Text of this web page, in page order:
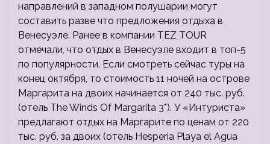
направлений в западном полушарии могут
составить разве что предложения отдыха в
Венесуэле. Ранее в компании TEZ TOUR
отмечали, что отдых в Венесуэле входит в топ-5
по популярности. Если смотреть сейчас туры на
конец октября, то стоимость 11 ночей на острове
Маргарита на двоих начинается от 240 тыс. руб.
(отель The Winds Of Margarita 3*). У «Интуриста»
предлагают отдых на Маргарите по ценам от 220
тыс. руб. за двоих (отель Hesperia Playa el Agua